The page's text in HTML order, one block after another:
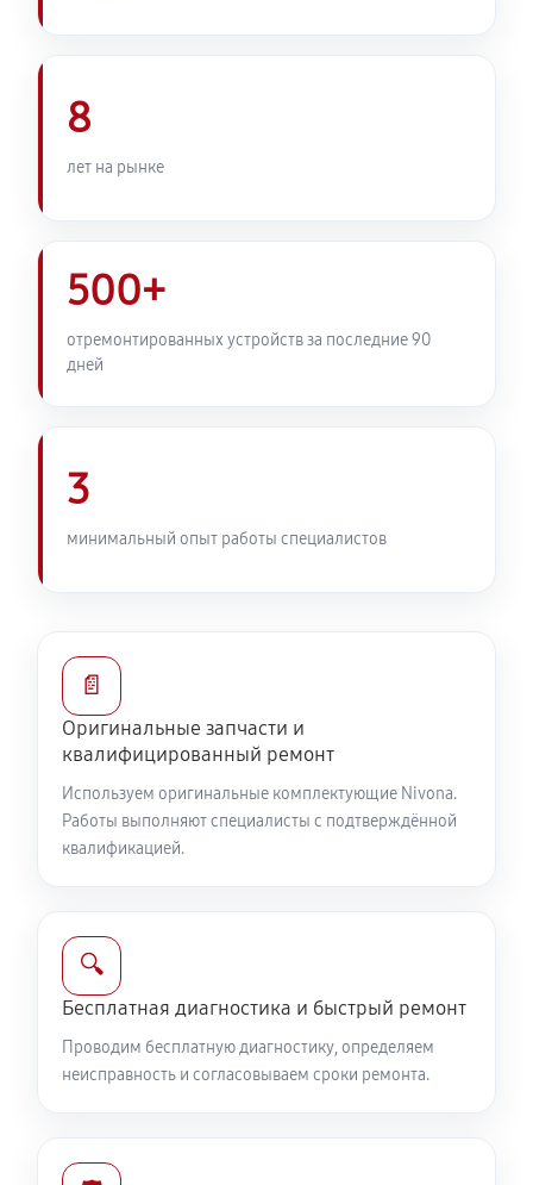
8
лет на рынке
500+
отремонтированных устройств за последние 90
дней
3
минимальный опыт работы специалистов
📄
Оригинальные запчасти и
квалифицированный ремонт
Используем оригинальные комплектующие Nivona.
Работы выполняют специалисты с подтверждённой
квалификацией.
🔍
Бесплатная диагностика и быстрый ремонт
Проводим бесплатную диагностику, определяем
неисправность и согласовываем сроки ремонта.